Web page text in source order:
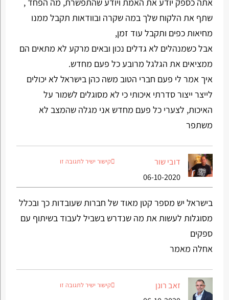
שתף את הלקוח שלך במה שקרה ובוודאות תקבל ממנו
מחיאות כפים ותקבל עוד זמן,
אבל כשמנהלים לא גדלים נכון ובאים מרקע לא מתאים הם
ממציאים את הגלגל מרובע כל פעם מחדש.
איך אמר לי פעם חברי הטוב משה כהן בישראל לא יכולים
לייצר ייצור סדרתי איכותי כי לא מסוגלים לשמור על
האיכות, לצערי כל פעם מחדש אני מגלה שהמצב לא
משתפר
דובי שור
06-10-2020
קישור ישיר לתגובה זו
בישראל יש מספר קטן מאוד של חברות שעובדות כך ובכלל
מסוגלות לעשות את מה שנדרש בשביל לעבוד בשיתוף עם
ספקים
אחלה מאמר
זאב רונן
קישור ישיר לתגובה זו